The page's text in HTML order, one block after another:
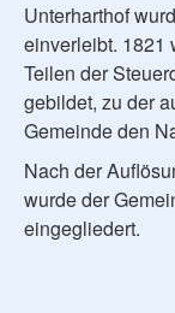
Unterharthof
einverleibt. 1821
Teilen der
gebildet, zu der
Gemeinde den
Nach der
wurde der
eingegliedert.